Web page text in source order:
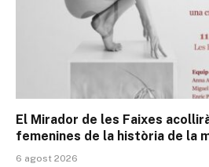
El Mirador de les Faixes
femenines de la història de la
6 agost 2026